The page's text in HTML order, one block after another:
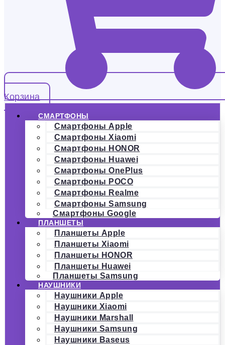
Корзина
СМАРТФОНЫ
Смартфоны Apple
Смартфоны Xiaomi
Смартфоны HONOR
Смартфоны Huawei
Смартфоны OnePlus
Смартфоны POCO
Смартфоны Realme
Смартфоны Samsung
Смартфоны Google
ПЛАНШЕТЫ
Планшеты Apple
Планшеты Xiaomi
Планшеты HONOR
Планшеты Huawei
Планшеты Samsung
НАУШНИКИ
Наушники Apple
Наушники Xiaomi
Наушники Marshall
Наушники Samsung
Наушники Baseus